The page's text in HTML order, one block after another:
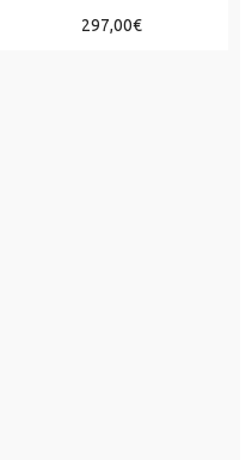
297,00€